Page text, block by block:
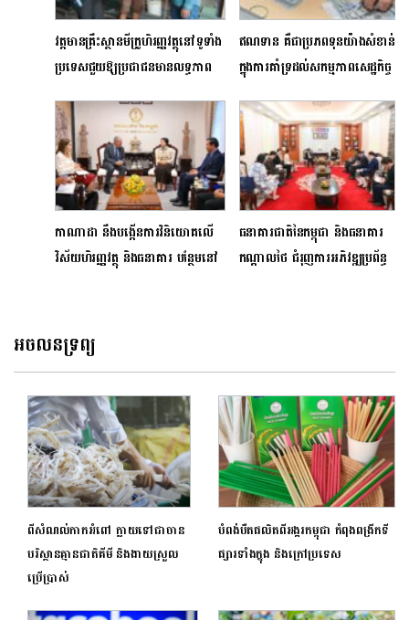
វត្តមានគ្រឹះស្ថានមីក្រូហិរញ្ញវត្ថុនៅទូទាំង
ប្រទេសជួយឱ្យប្រជាជនមានលទ្ធភាព
កាន់តែច្រើន
ឥណទាន គឺជាប្រភពទុនយ៉ាងសំខាន់
ក្នុងការគាំទ្រដល់សកម្មភាពសេដ្ឋកិច្ច
កាណាដា នឹងបង្កើនការវិនិយោគលើ
វិស័យហិរញ្ញវត្ថុ និងធនាគារ បន្ថែមនៅ
ធនាគារជាតិនៃកម្ពុជា និងធនាគារ
កណ្តាលថៃ ជំរុញការអភិវឌ្ឍប្រព័ន្ធ
អចលនទ្រព្យ
ពីសំណល់កាកអំពៅ ក្លាយទៅជាចាន
បរិស្ថានគ្មានជាតិគីមី និងងាយស្រួល
ប្រើប្រាស់
បំពង់​បឺតផលិតពីអង្ករ​កម្ពុជា​ ​កំពុង​ពង្រីក​ទី
ផ្សារ​ទាំង​ក្នុង​ ​និង​ក្រៅ​ប្រទេស​